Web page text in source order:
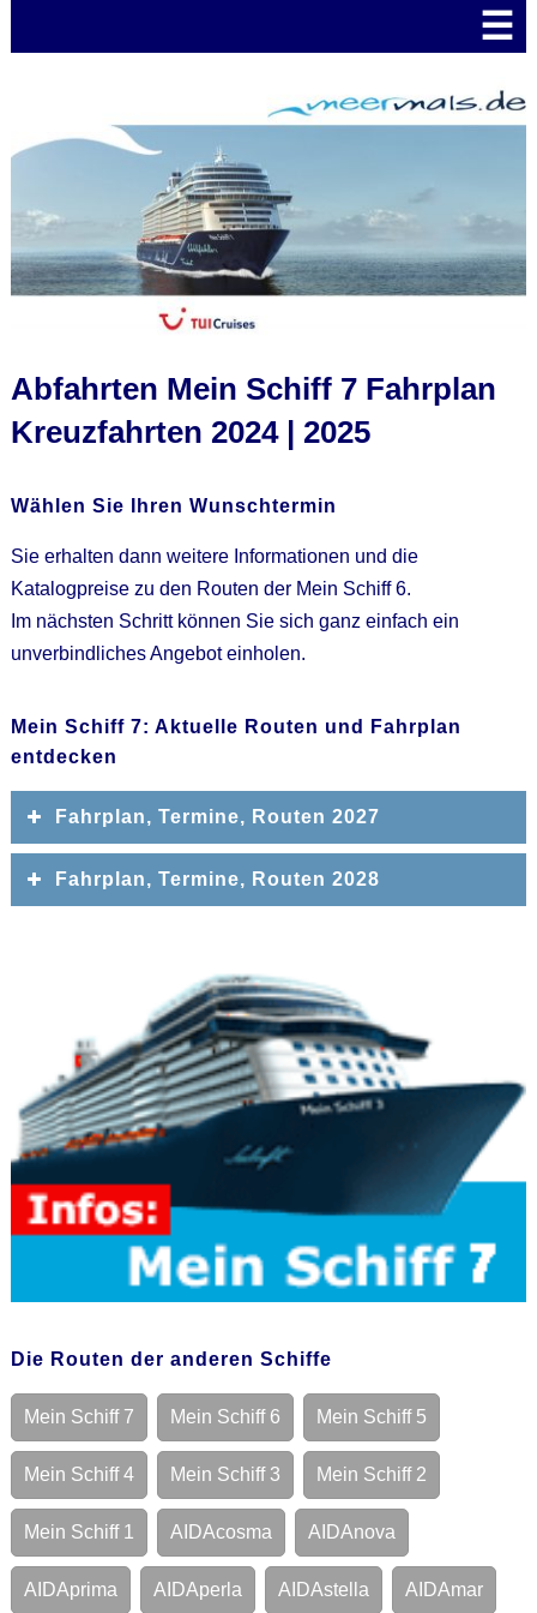
☰
Abfahrten Mein Schiff 7 Fahrplan
Kreuzfahrten 2024 | 2025
Wählen Sie Ihren Wunschtermin
Sie erhalten dann weitere Informationen und die
Katalogpreise zu den Routen der Mein Schiff 6.
Im nächsten Schritt können Sie sich ganz einfach ein
unverbindliches Angebot einholen.
Mein Schiff 7: Aktuelle Routen und Fahrplan
entdecken
Fahrplan, Termine, Routen 2027
Fahrplan, Termine, Routen 2028
Die Routen der anderen Schiffe
Mein Schiff 7 Mein Schiff 6 Mein Schiff 5
Mein Schiff 4 Mein Schiff 3 Mein Schiff 2
Mein Schiff 1 AIDAcosma AIDAnova
AIDAprima AIDAperla AIDAstella AIDAmar